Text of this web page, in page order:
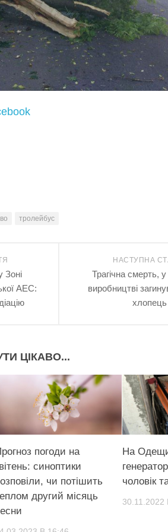
тролейбус
НАСТУПНА
Трагічна смерть,
виробництві
хлопець
АЕС:
ЦІКАВО...
погоди на
синоптики
чи потішить
другий місяць
На
чоловік
30.11.2022